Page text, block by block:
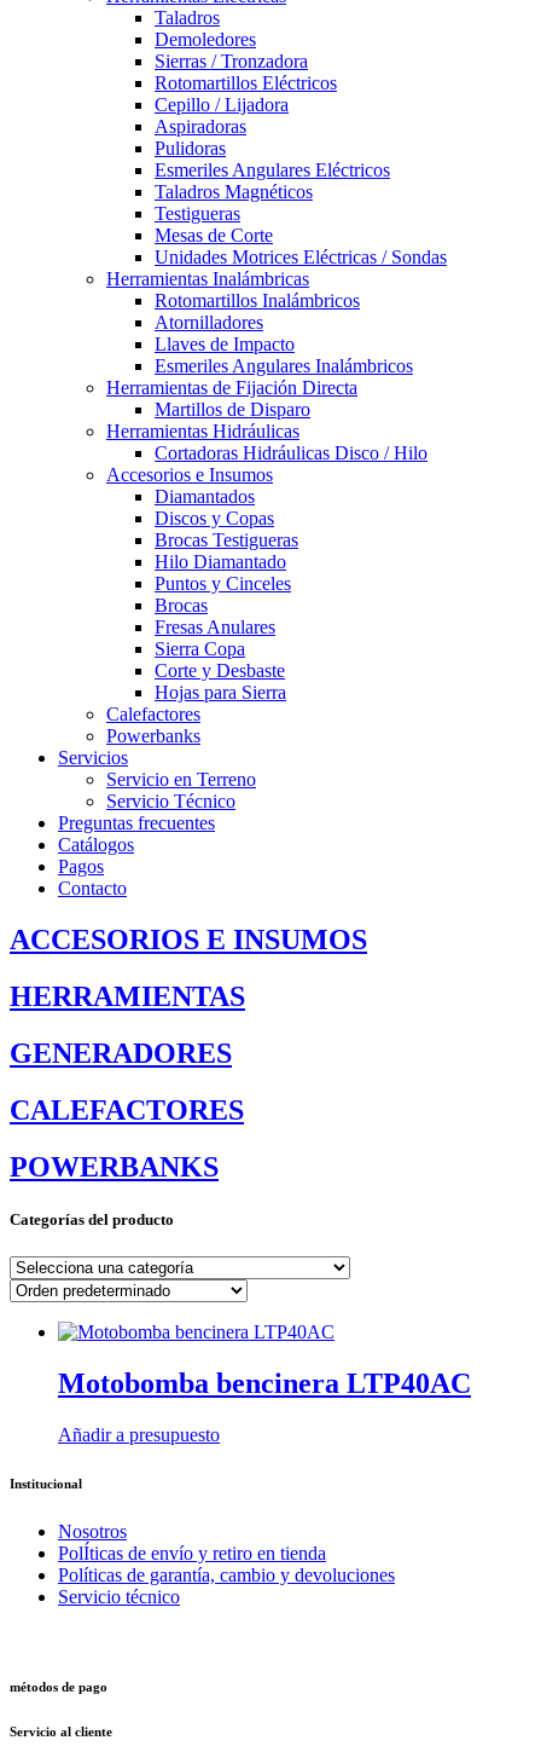
Taladros
Demoledores
Sierras / Tronzadora
Rotomartillos Eléctricos
Cepillo / Lijadora
Aspiradoras
Pulidoras
Esmeriles Angulares Eléctricos
Taladros Magnéticos
Testigueras
Mesas de Corte
Unidades Motrices Eléctricas / Sondas
Herramientas Inalámbricas
Rotomartillos Inalámbricos
Atornilladores
Llaves de Impacto
Esmeriles Angulares Inalámbricos
Herramientas de Fijación Directa
Martillos de Disparo
Herramientas Hidráulicas
Cortadoras Hidráulicas Disco / Hilo
Accesorios e Insumos
Diamantados
Discos y Copas
Brocas Testigueras
Hilo Diamantado
Puntos y Cinceles
Brocas
Fresas Anulares
Sierra Copa
Corte y Desbaste
Hojas para Sierra
Calefactores
Powerbanks
Servicios
Servicio en Terreno
Servicio Técnico
Preguntas frecuentes
Catálogos
Pagos
Contacto
ACCESORIOS E INSUMOS
HERRAMIENTAS
GENERADORES
CALEFACTORES
POWERBANKS
Categorías del producto
Motobomba bencinera LTP40AC
Añadir a presupuesto
Institucional
Nosotros
PolÍticas de envío y retiro en tienda
Políticas de garantía, cambio y devoluciones
Servicio técnico
métodos de pago
Servicio al cliente